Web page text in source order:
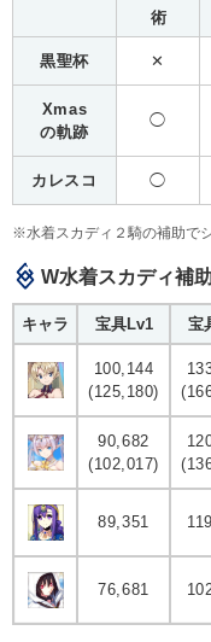
術
黒聖杯 ✕
Xmas
の軌跡
◯
カレスコ ◯
※水着スカディ２騎の補助で
W水着スカディ補
キャラ 宝具Lv1 宝
100,144
(125,180)
90,682
(102,017)
89,351
76,681